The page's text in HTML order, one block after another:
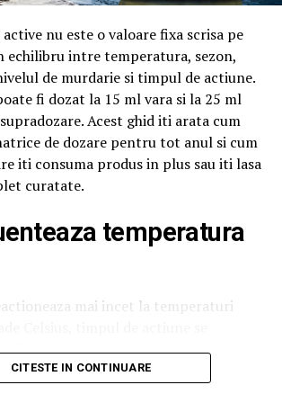
Asa daruiesc eu muzica.”declara
a actorul Dragos Huluba il surprinde
vadit, insa cea mai mare surpriza
Tandarica este reintalnirea cu
a avut chiar de curand o frumoasa
a doua editii a emisiunii „Daruieste,
si talentata artista moldoveanca
pentru romanii din strainatate,
a ei: „Mi-e dor!”, la care a lucrat
noi, artistii. Eu spun, in primul rand,
soprana de pop-opera, eu nu
nu este o valoare fixa scrisa pe
echilibru intre temperatura, sezon,
de murdarie si timpul de actiune.
fi dozat la 15 ml vara si la 25 ml
Acest ghid iti arata cum
de dozare pentru tot anul si cum
iti consuma produs in plus sau iti lasa
curatate.
temperatura
mai incet la temperaturi
25 grade. In practica, asta inseamna ca
sa cresti doza, ci timpul de contact.
CITESTE IN CONTINUARE